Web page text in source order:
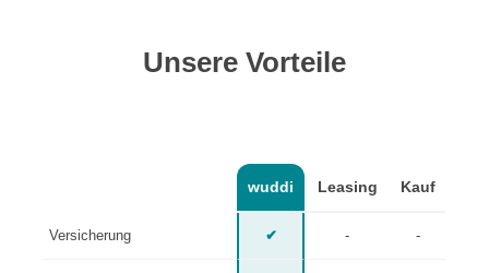
Unsere Vorteile
wuddi Leasing Kauf
Versicherung ✔ - -